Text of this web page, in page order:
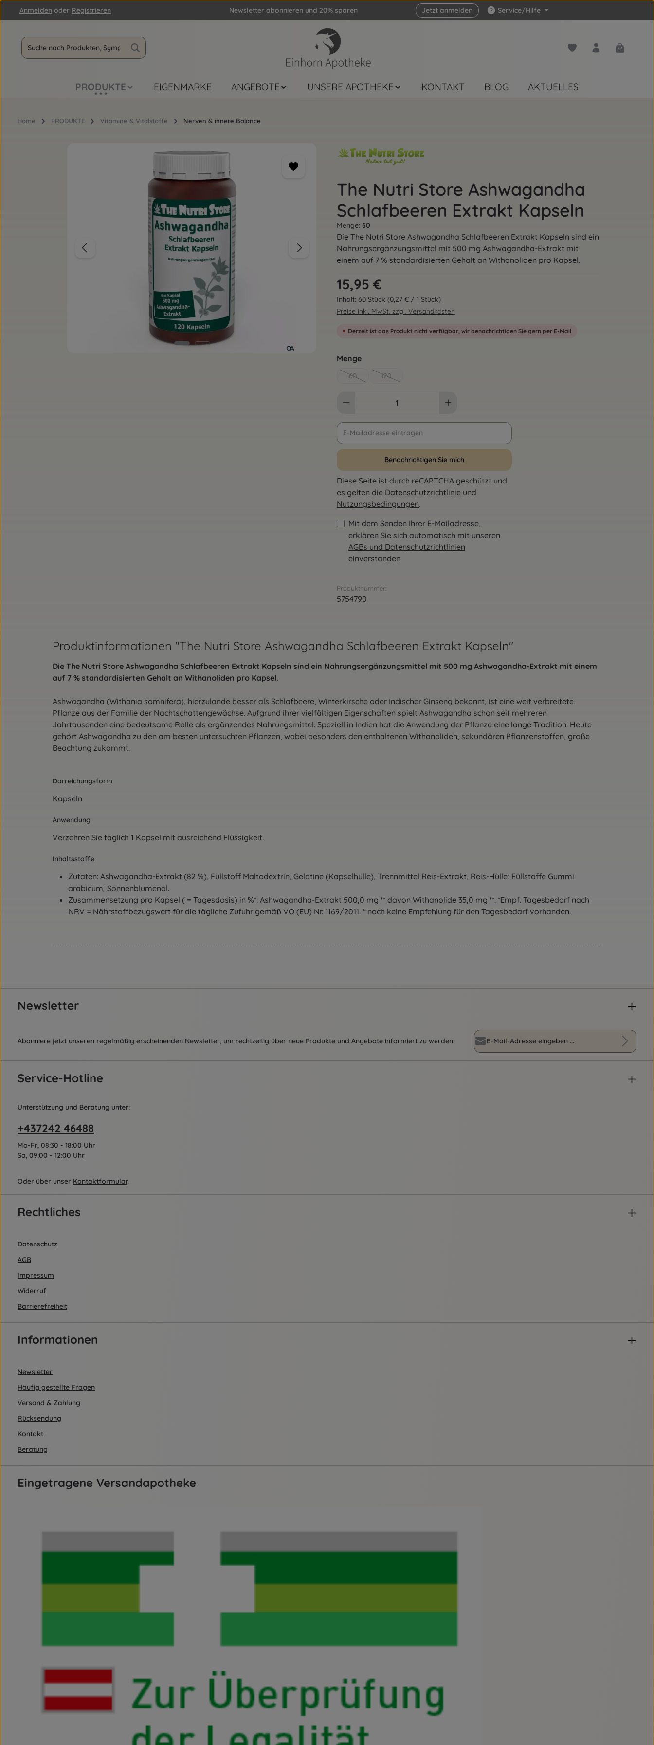
Hauptinhalt springen
Zur Suche springen
Zur Hauptnavigation springen
Anmelden oder Registrieren Newsletter abonnieren und 20% sparen Jetzt anmelden Service/Hilfe
Du hast 0 Produkte auf
PRODUKTE EIGENMARKE ANGEBOTE UNSERE APOTHEKE KONTAKT BLOG AKTUELLES
Home PRODUKTE Vitamine & Vitalstoffe Nerven & innere Balance
The Nutri Store Ashwagandha
Schlafbeeren Extrakt Kapseln
Menge: 60
Die The Nutri Store Ashwagandha Schlafbeeren Extrakt Kapseln sind ein
Nahrungsergänzungsmittel mit 500 mg Ashwagandha-Extrakt mit
einem auf 7 % standardisierten Gehalt an Withanoliden pro Kapsel.
Regulärer Preis:
15,95 €
Inhalt: 60 Stück (0,27 € / 1 Stück)
Preise inkl. MwSt. zzgl. Versandkosten
Derzeit ist das Produkt nicht verfügbar, wir benachrichtigen Sie gern per E-Mail
Mengeauswählen
60
(Diese Option ist zurzeit nicht verfügbar.)
120
(Diese Option ist zurzeit nicht verfügbar.)
Benachrichtigen Sie mich
Diese Seite ist durch reCAPTCHA geschützt und
es gelten die Datenschutzrichtlinie und
Nutzungsbedingungen.
Mit dem Senden Ihrer E-Mailadresse,
erklären Sie sich automatisch mit unseren
AGBs und Datenschutzrichtlinien
einverstanden
Produktnummer:
5754790
Produktinformationen "The Nutri Store Ashwagandha Schlafbeeren Extrakt Kapseln"
Die The Nutri Store Ashwagandha Schlafbeeren Extrakt Kapseln sind ein Nahrungsergänzungsmittel mit 500 mg Ashwagandha-Extrakt mit einem
auf 7 % standardisierten Gehalt an Withanoliden pro Kapsel.
Ashwagandha (Withania somnifera), hierzulande besser als Schlafbeere, Winterkirsche oder Indischer Ginseng bekannt, ist eine weit verbreitete
Pflanze aus der Familie der Nachtschattengewächse. Aufgrund ihrer vielfältigen Eigenschaften spielt Ashwagandha schon seit mehreren
Jahrtausenden eine bedeutsame Rolle als ergänzendes Nahrungsmittel. Speziell in Indien hat die Anwendung der Pflanze eine lange Tradition. Heute
gehört Ashwagandha zu den am besten untersuchten Pflanzen, wobei besonders den enthaltenen Withanoliden, sekundären Pflanzenstoffen, große
Beachtung zukommt.
Darreichungsform
Kapseln
Anwendung
Verzehren Sie täglich 1 Kapsel mit ausreichend Flüssigkeit.
Inhaltsstoffe
Zutaten: Ashwagandha-Extrakt (82 %), Füllstoff Maltodextrin, Gelatine (Kapselhülle), Trennmittel Reis-Extrakt, Reis-Hülle; Füllstoffe Gummi
arabicum, Sonnenblumenöl.
Zusammensetzung pro Kapsel ( = Tagesdosis) in %*: Ashwagandha-Extrakt 500,0 mg ** davon Withanolide 35,0 mg **. *Empf. Tagesbedarf nach
NRV = Nährstoffbezugswert für die tägliche Zufuhr gemäß VO (EU) Nr. 1169/2011. **noch keine Empfehlung für den Tagesbedarf vorhanden.
Newsletter
Abonniere jetzt unseren regelmäßig erscheinenden Newsletter, um rechtzeitig über neue Produkte und Angebote informiert zu werden.
E-Mail-Adresse*
Datenschutz
Datenschutzbestimmungen
Diese Seite ist durch reCAPTCHA geschützt und es gelten die
Service-Hotline
Unterstützung und Beratung unter:
+437242 46488
Mo-Fr, 08:30 - 18:00 Uhr
Sa, 09:00 - 12:00 Uhr
Oder über unser Kontaktformular.
Rechtliches
Datenschutz
AGB
Impressum
Widerruf
Barrierefreiheit
Informationen
Newsletter
Häufig gestellte Fragen
Versand & Zahlung
Rücksendung
Kontakt
Beratung
Eingetragene Versandapotheke